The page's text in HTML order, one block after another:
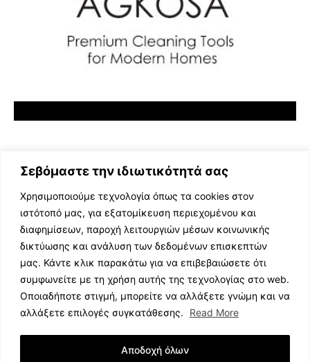
Σεβόμαστε την ιδιωτικότητά σας
Χρησιμοποιούμε τεχνολογία όπως τα cookies στον
ιστότοπό μας, για εξατομίκευση περιεχομένου και
διαφημίσεων, παροχή λειτουργιών μέσων κοινωνικής
δικτύωσης και ανάλυση των δεδομένων επισκεπτών
μας. Κάντε κλικ παρακάτω για να επιβεβαιώσετε ότι
συμφωνείτε με τη χρήση αυτής της τεχνολογίας στο web.
Οποιαδήποτε στιγμή, μπορείτε να αλλάξετε γνώμη και να
αλλάξετε επιλογές συγκατάθεσης.
Read More
Αποδοχή όλων
ΕΛΛΗΝΙΚΗ ΜΟΥΣΙΚΗ
TV SHOWS
EVENTS
ΘΕΑΤΡΟ
ΔΙΑΓΩΝΙΣΜΟΙ
STOA CULTURA